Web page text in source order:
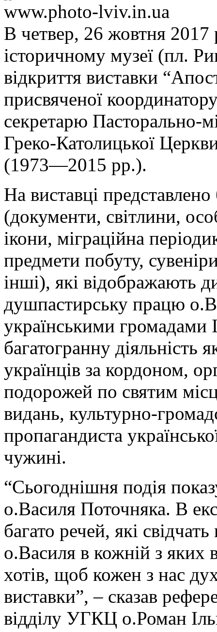
www.photo-lviv.in.ua
В четвер, 26 жовтня 2017
історичному музеї (пл.
відкриття виставки
присвяченої
секретарю Пасторально-
Греко-Католицької
(1973—2015 рр.).
На виставці
(документи, світлини,
ікони, міграційна
предмети побуту,
інші), які відображають
душпастирську працю
українськими громадами
багатогранну діяльність
українців за кордоном,
подорожей по святим
видань, культурно-
пропагандиста
чужині.
“Сьогоднішня подія
о.Василя Поточняка. В
багато речей, які
о.Василя в кожній з яких
хотів, щоб кожен з нас
виставки”, – сказав
відділу УГКЦ о.Роман